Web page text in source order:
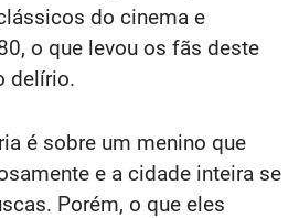
do cinema e
o que levou os fãs deste
delírio.
é sobre um menino que
e a cidade inteira se
Porém, o que eles